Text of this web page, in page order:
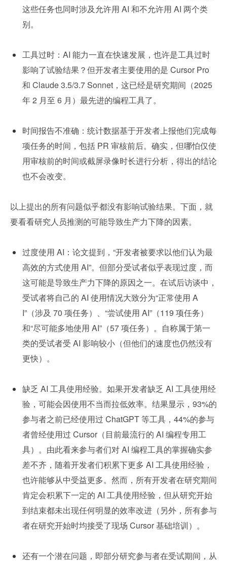
这些任务也同时涉及允许用 AI 和不允许用 AI 两个类
别。
工具过时：AI 能力一直在快速发展，也许是工具过时
影响了试验结果？但开发者主要使用的是 Cursor Pro
和 Claude 3.5/3.7 Sonnet，这已经是研究期间（2025
年 2 月至 6 月）最先进的编程工具了。
时间报告不准确：统计数据基于开发者上报他们完成每
项任务的时间，包括 PR 审核前后。确实，但哪怕仅使
用审核前的时间或截屏录像时长进行分析，得出的结论
也不会改变。
以上提出的所有问题似乎都没有影响试验结果。下面，就
要看看研究人员推测的可能导致生产力下降的因素。
过度使用 AI：论文提到，“开发者被要求以他们认为最
高效的方式使用 AI”。但部分受试者似乎表现过度，而
这可能是导致生产力下降的原因之一。在试后访谈中，
受试者将自己的 AI 使用情况大致分为“正常使用 A
I”（涉及 70 项任务）、“尝试使用 AI”（119 项任务）
和“尽可能多地使用 AI”（57 项任务）。自称属于第一
类的受试者受 AI 影响较小（但他们的速度也仍然没有
更快）。
缺乏 AI 工具使用经验。如果开发者缺乏 AI 工具使用经
验，可能会因使用不当而拉低效率。结果显示，93%的
参与者之前已经使用过 ChatGPT 等工具，44%的参与
者曾经使用过 Cursor（目前最流行的 AI 编程专用工
具）。由此看来参与者们对 AI 编程工具的掌握确实参
差不齐，随着开发者们积累下更多 AI 工具使用经验，
也许能够从中受益更多。然而，所有开发者在研究期间
肯定会积累下一定的 AI 工具使用经验，但从研究开始
到结束都未出现任何明显的效率改进（另外，所有参与
者在研究开始时均接受了现场 Cursor 基础培训）。
还有一个潜在问题，即部分研究参与者在受试期间，从